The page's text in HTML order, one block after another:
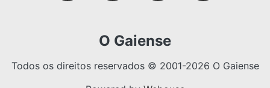
O Gaiense
Todos os direitos reservados © 2001-2026 O Gaiense